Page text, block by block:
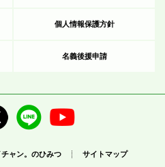
個人情報保護方針
名義後援申請
ャン。のひみつ サイトマップ